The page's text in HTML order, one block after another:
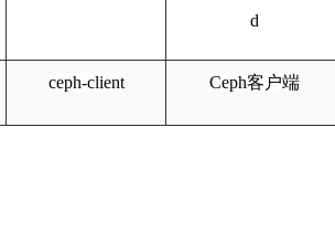
d
ceph-client Ceph客户端